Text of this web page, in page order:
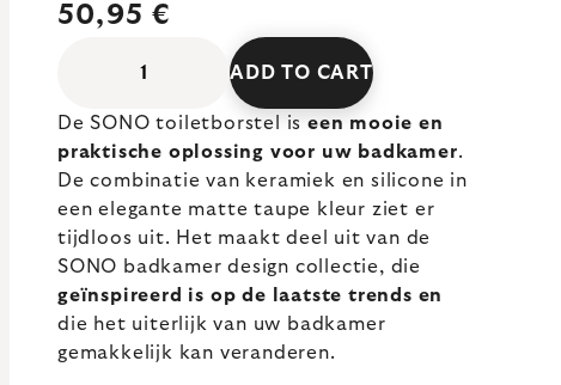
50,95 €
ADD TO CART
De SONO toiletborstel is een mooie en
praktische oplossing voor uw badkamer.
De combinatie van keramiek en silicone in
een elegante matte taupe kleur ziet er
tijdloos uit. Het maakt deel uit van de
SONO badkamer design collectie, die
geïnspireerd is op de laatste trends en
die het uiterlijk van uw badkamer
gemakkelijk kan veranderen.